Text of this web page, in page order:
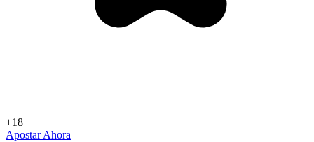
+18
Apostar Ahora